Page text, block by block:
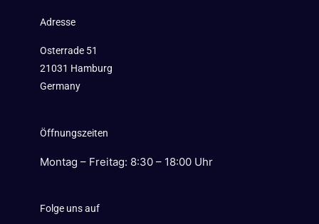
Adresse
Osterrade 51
21031 Hamburg
Germany
Öffnungszeiten
Montag – Freitag: 8:30 – 18:00 Uhr
Folge uns auf